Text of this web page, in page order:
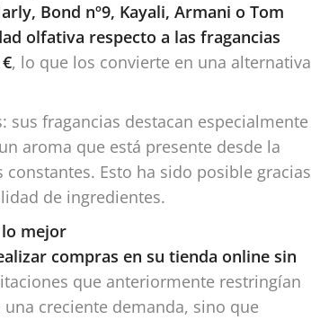
Bond nº9, Kayali, Armani o Tom
olfativa respecto a las fragancias
, lo que los convierte en una alternativa
fragancias destacan especialmente
aroma que está presente desde la
Esto ha sido posible gracias
de ingredientes.
mejor
compras en su tienda online sin
que anteriormente restringían
creciente demanda, sino que